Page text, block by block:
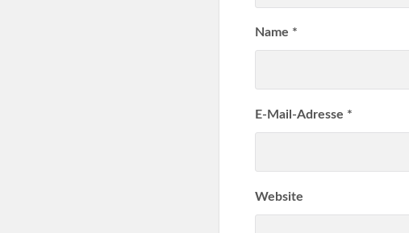
Name *
E-Mail-Adresse *
Website